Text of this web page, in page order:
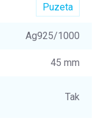
Puzeta
Ag925/1000
45 mm
Tak